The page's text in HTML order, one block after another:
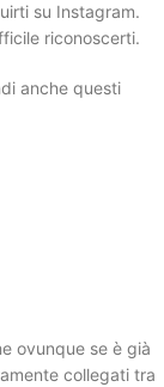
su Instagram.
riconoscerti.
anche questi
ovunque se è già
collegati tra